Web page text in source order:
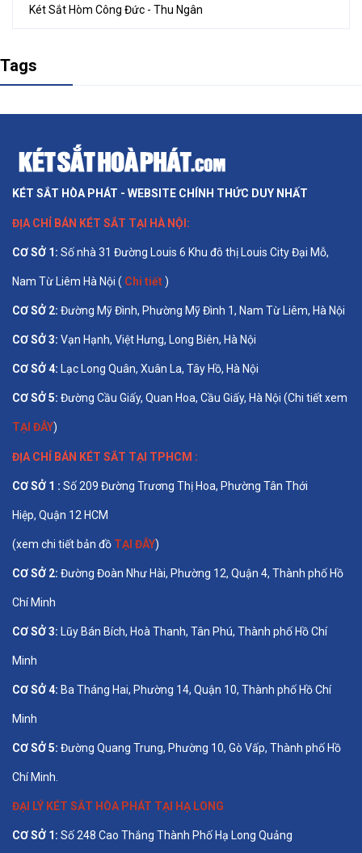
Két Sắt Hòm Công Đức - Thu Ngân
Tags
KÉT SẮT HÒA PHÁT - WEBSITE CHÍNH THỨC DUY NHẤT
ĐỊA CHỈ BÁN KÉT SẮT TẠI HÀ NỘI :
CƠ SỞ 1: Số nhà 31 Đường Louis 6 Khu đô thị Louis City Đại Mỗ,
Nam Từ Liêm Hà Nội ( Chi tiết)
CƠ SỞ 2: Đường Mỹ Đình, Phường Mỹ Đình 1, Nam Từ Liêm, Hà Nội
CƠ SỞ 3: Vạn Hạnh, Việt Hưng, Long Biên, Hà Nội
CƠ SỞ 4: Lạc Long Quân, Xuân La, Tây Hồ, Hà Nội
CƠ SỞ 5: Đường Cầu Giấy, Quan Hoa, Cầu Giấy, Hà Nội (Chi tiết xem
TẠI ĐÂY)
ĐỊA CHỈ BÁN KÉT SẮT TẠI TPHCM :
CƠ SỞ 1 : Số 209 Đường Trương Thị Hoa, Phường Tân Thới
Hiệp, Quận 12 HCM
(xem chi tiết bản đồ TẠI ĐÂY)
CƠ SỞ 2: Đường Đoàn Như Hài, Phường 12, Quận 4, Thành phố Hồ
Chí Minh
CƠ SỞ 3: Lũy Bán Bích, Hoà Thanh, Tân Phú, Thành phố Hồ Chí
Minh
CƠ SỞ 4: Ba Tháng Hai, Phường 14, Quận 10, Thành phố Hồ Chí
Minh
CƠ SỞ 5: Đường Quang Trung, Phường 10, Gò Vấp, Thành phố Hồ
Chí Minh.
ĐẠI LÝ KÉT SẮT HÒA PHÁT TẠI HẠ LONG
CƠ SỞ 1: Số 248 Cao Thắng Thành Phố Hạ Long Quảng